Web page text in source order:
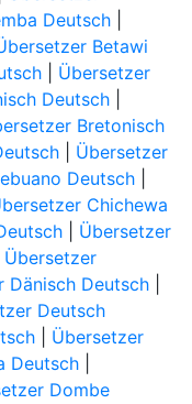
Deutsch|
Betawi
| Übersetzer
Deutsch|
Bretonisch
| Übersetzer
Deutsch|
Chichewa
| Übersetzer
Übersetzer
Dänisch Deutsch|
Deutsch
| Übersetzer
Deutsch|
Dombe